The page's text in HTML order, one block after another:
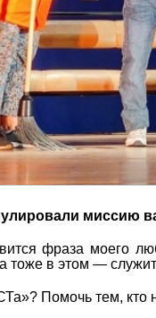
миссию
фраза моего
тоже в этом —
Помочь тем, кто